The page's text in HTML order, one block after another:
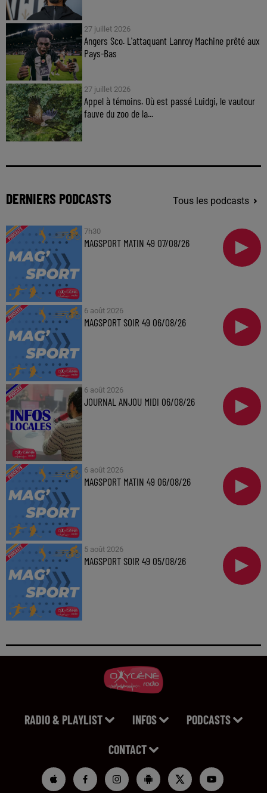
27 juillet 2026
Angers Sco. L'attaquant Lanroy Machine prêté aux
Pays-Bas
27 juillet 2026
Appel à témoins. Où est passé Luidgi, le vautour
fauve du zoo de la...
DERNIERS PODCASTS Tous les podcasts
7h30
MAGSPORT MATIN 49 07/08/26
6 août 2026
MAGSPORT SOIR 49 06/08/26
6 août 2026
JOURNAL ANJOU MIDI 06/08/26
6 août 2026
MAGSPORT MATIN 49 06/08/26
5 août 2026
MAGSPORT SOIR 49 05/08/26
RADIO & PLAYLIST INFOS PODCASTS
CONTACT